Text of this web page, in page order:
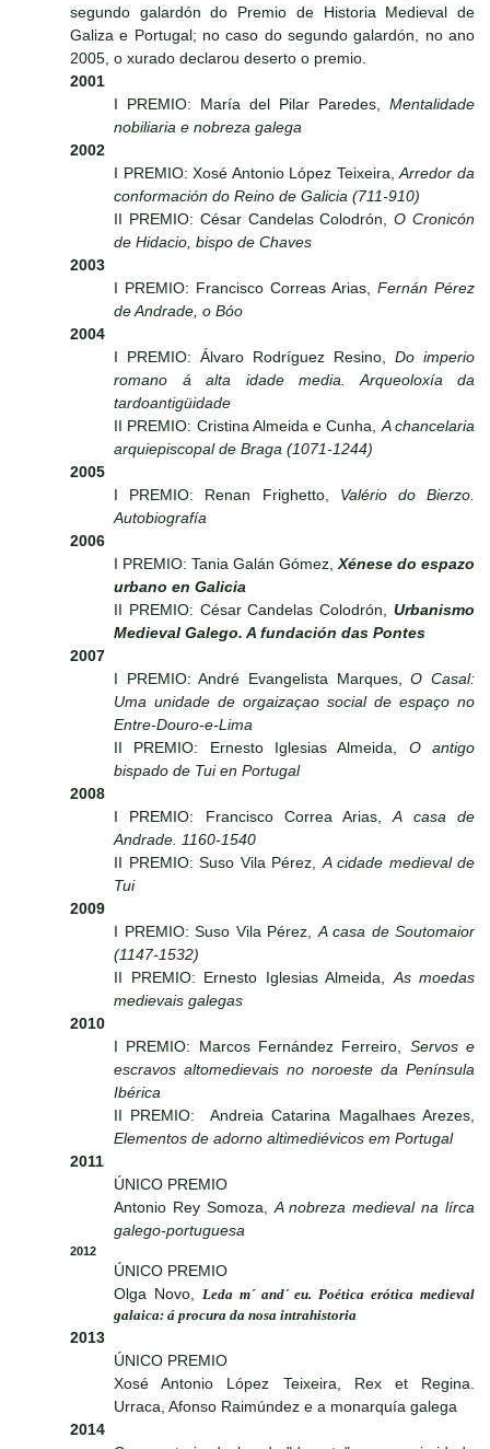
segundo galardón do Premio de Historia Medieval de
Galiza e Portugal; no caso do segundo galardón, no ano
2005, o xurado declarou deserto o premio.
2001
I PREMIO: María del Pilar Paredes, Mentalidade
nobiliaria e nobreza galega
2002
I PREMIO: Xosé Antonio López Teixeira,Arredor da
conformación do Reino de Galicia (711-910)
II PREMIO: César Candelas Colodrón,O Cronicón
de Hidacio, bispo de Chaves
2003
I PREMIO: Francisco Correas Arias, Fernán Pérez
de Andrade, o Bóo
2004
I PREMIO: Álvaro Rodríguez Resino, Do imperio
romano á alta idade media. Arqueoloxía da
tardoantigüidade
II PREMIO: Cristina Almeida e Cunha,A chancelaria
arquiepiscopal de Braga (1071-1244)
2005
I PREMIO: Renan Frighetto, Valério do Bierzo.
Autobiografía
2006
I PREMIO: Tania Galán Gómez,Xénese do espazo
urbano en Galicia
II PREMIO: César Candelas Colodrón, Urbanismo
Medieval Galego. A fundación das Pontes
2007
I PREMIO: André Evangelista Marques,O Casal:
Uma unidade de orgaizaçao social de espaço no
Entre-Douro-e-Lima
II PREMIO: Ernesto Iglesias Almeida, O antigo
bispado de Tui en Portugal
2008
I PREMIO: Francisco Correa Arias,A casa de
Andrade. 1160-1540
II PREMIO: Suso Vila Pérez,A cidade medieval de
Tui
2009
I PREMIO: Suso Vila Pérez,A casa de Soutomaior
(1147-1532)
II PREMIO: Ernesto Iglesias Almeida,As moedas
medievais galegas
2010
I PREMIO: Marcos Fernández Ferreiro, Servos e
escravos altomedievais no noroeste da Península
Ibérica
II PREMIO: Andreia Catarina Magalhaes Arezes,
Elementos de adorno altimediévicos em Portugal
2011
ÚNICO PREMIO
Antonio Rey Somoza,A nobreza medieval na lírca
galego-portuguesa
2012
ÚNICO PREMIO
Olga Novo, Leda m´ and´ eu. Poética erótica medieval
galaica: á procura da nosa intrahistoria
2013
ÚNICO PREMIO
Xosé Antonio López Teixeira, Rex et Regina.
Urraca, Afonso Raimúndez e a monarquía galega
2014